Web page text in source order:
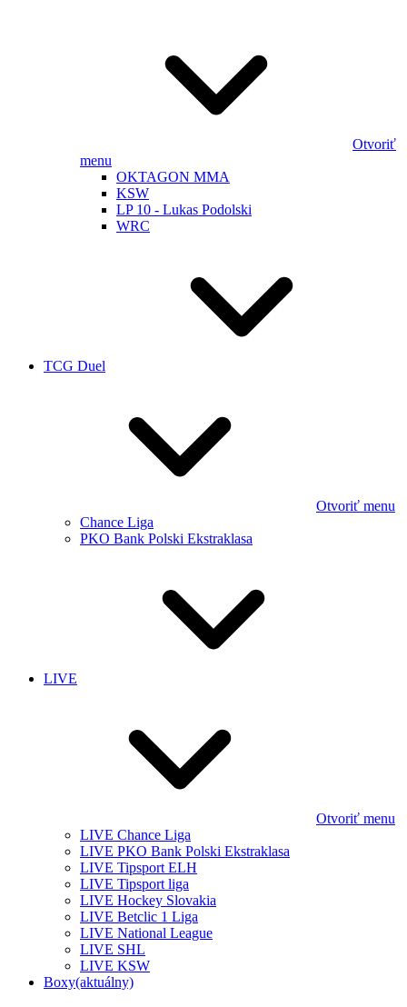
Otvoriť
menu
OKTAGON MMA
KSW
LP 10 - Lukas Podolski
WRC
TCG Duel
Otvoriť menu
Chance Liga
PKO Bank Polski Ekstraklasa
LIVE
Otvoriť menu
LIVE Chance Liga
LIVE PKO Bank Polski Ekstraklasa
LIVE Tipsport ELH
LIVE Tipsport liga
LIVE Hockey Slovakia
LIVE Betclic 1 Liga
LIVE National League
LIVE SHL
LIVE KSW
Boxy(aktuálny)